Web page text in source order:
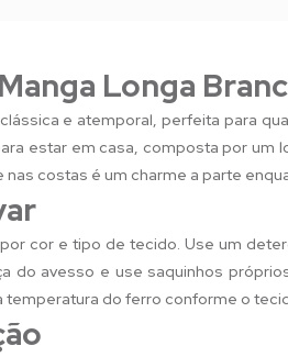
Longa
e atemporal, perfeita para
estar em casa, composta por um
costas é um charme a parte
cor e tipo de tecido. Use um
do avesso e use saquinhos
temperatura do ferro conforme o